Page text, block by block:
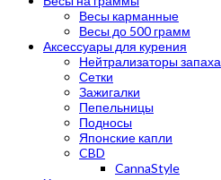
Весы карманные
Весы до 500 грамм
Аксессуары для курения
Нейтрализаторы запаха
Сетки
Зажигалки
Пепельницы
Подносы
Японские капли
CBD
CannaStyle